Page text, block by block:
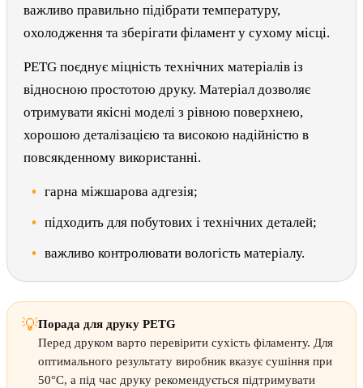
важливо правильно підібрати температуру,
охолодження та зберігати філамент у сухому місці.
PETG поєднує міцність технічних матеріалів із
відносною простотою друку. Матеріал дозволяє
отримувати якісні моделі з рівною поверхнею,
хорошою деталізацією та високою надійністю в
повсякденному використанні.
гарна міжшарова адгезія;
підходить для побутових і технічних деталей;
важливо контролювати вологість матеріалу.
💡Порада для друку PETG
Перед друком варто перевірити сухість філаменту. Для
оптимального результату виробник вказує сушіння при
50°C, а під час друку рекомендується підтримувати